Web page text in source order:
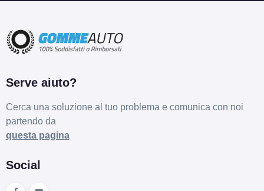
Serve aiuto?
Cerca una soluzione al tuo problema e comunica con noi
partendo da
questa pagina
Social